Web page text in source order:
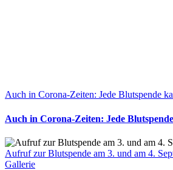
Auch in Corona-Zeiten: Jede Blutspende
Auch in Corona-Zeiten: Jede
Aufruf zur Blutspende am 3. und am 4.
Gallerie